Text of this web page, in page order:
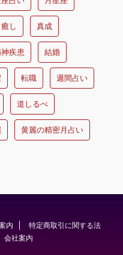
癒し 真成
疾患 結婚
転職 週間占い
道しるべ
黄麗の精密月占い
内
特定商取引に関する法
会社案内